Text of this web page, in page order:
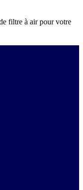
filtre à air pour votre